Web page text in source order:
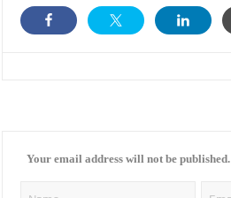
Your email address will not be published.